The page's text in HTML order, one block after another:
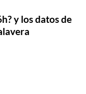
y los datos de